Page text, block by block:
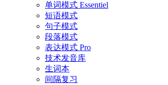
单词模式 Essentiel
短语模式
句子模式
段落模式
表达模式 Pro
技术发音库
生词本
间隔复习